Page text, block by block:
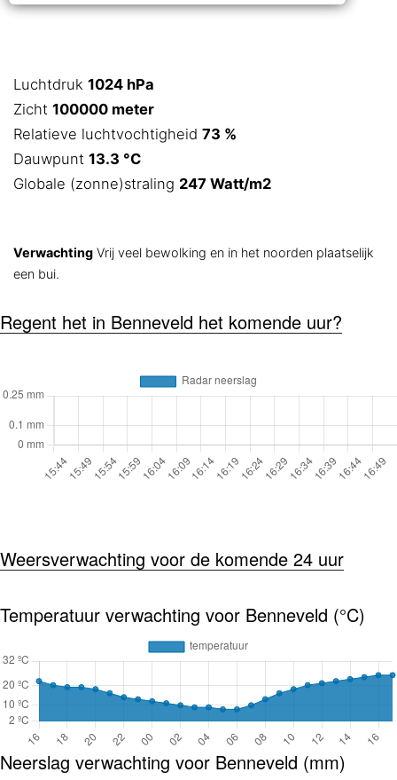
Luchtdruk 1024 hPa
Zicht 100000 meter
Relatieve luchtvochtigheid 73 %
Dauwpunt 13.3 °C
Globale (zonne)straling 247 Watt/m2
Verwachting Vrij veel bewolking en in het noorden plaatselijk
een bui.
Regent het in Benneveld het komende uur?
Weersverwachting voor de komende 24 uur
Temperatuur verwachting voor Benneveld (°C)
Neerslag verwachting voor Benneveld (mm)